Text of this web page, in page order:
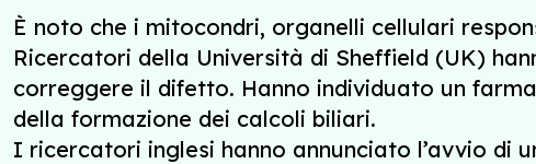
È noto che i mitocondri, organelli cellulari
Ricercatori della Università di Sheffield (UK)
correggere il difetto. Hanno individuato un
della formazione dei calcoli biliari.
I ricercatori inglesi hanno annunciato l’avvio di